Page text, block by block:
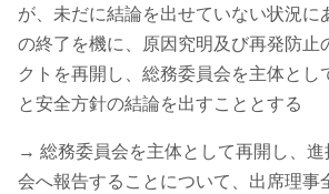
が、未だに結論を出せていない状況に
の終了を機に、原因究明及び再発防止
クトを再開し、総務委員会を主体とし
と安全方針の結論を出すこととする
→ 総務委員会を主体として再開し、進
会へ報告することについて、出席理事